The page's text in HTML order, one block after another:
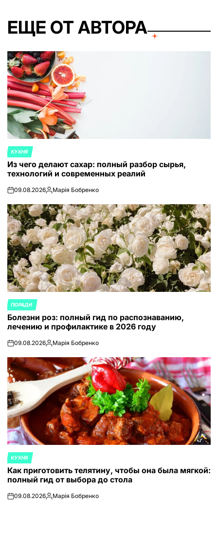
ЕЩЕ ОТ АВТОРА
ОПУБЛИКОВАНО
В
КУХНЯ
Из чего делают сахар: полный разбор сырья,
технологий и современных реалий
on09.08.2026Запись
Марія Бобренко
ОПУБЛИКОВАНО
В
ПОРАДИ
Болезни роз: полный гид по распознаванию,
лечению и профилактике в 2026 году
on09.08.2026Запись
Марія Бобренко
ОПУБЛИКОВАНО
В
КУХНЯ
Как приготовить телятину, чтобы она была мягкой:
полный гид от выбора до стола
on09.08.2026Запись
Марія Бобренко